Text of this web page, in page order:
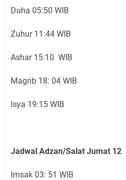
Duha 05:50 WIB
Zuhur 11:44 WIB
Ashar 15:10 WIB
Magrib 18: 04 WIB
Isya 19:15 WIB
Jadwal Adzan/Salat Jumat 12
Imsak 03: 51 WIB